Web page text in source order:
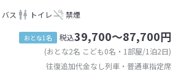
バス トイレ 禁煙
おとな1名 税込39,700～87,700円
(おとな2名 こども0名・1部屋/1泊2日)
往復追加代金なし列車・普通車指定席